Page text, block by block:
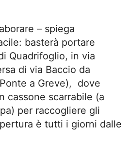
– spiega
basterà portare
Quadrifoglio, in via
di via Baccio da
a Greve), dove
cassone scarrabile (a
per raccogliere gli
è tutti i giorni dalle